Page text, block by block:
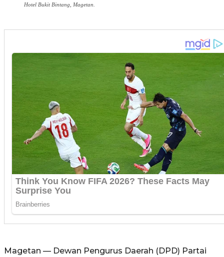
Hotel Bukit Bintang, Magetan.
Magetan — Dewan Pengurus Daerah (DPD) Partai